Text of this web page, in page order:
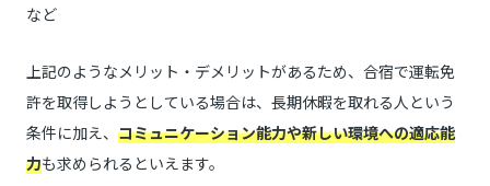
など
上記のようなメリット・デメリットがあるため、合宿で運転免
許を取得しようとしている場合は、長期休暇を取れる人という
条件に加え、 コミュニケーション能力や新しい環境への適応能
力も求められるといえます。